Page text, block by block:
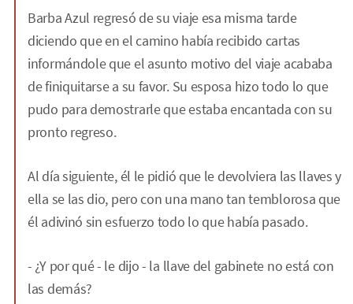
Barba Azul regresó de su viaje esa misma tarde
diciendo que en el camino había recibido cartas
informándole que el asunto motivo del viaje acababa
de finiquitarse a su favor. Su esposa hizo todo lo que
pudo para demostrarle que estaba encantada con su
pronto regreso.
Al día siguiente, él le pidió que le devolviera las llaves y
ella se las dio, pero con una mano tan temblorosa que
él adivinó sin esfuerzo todo lo que había pasado.
- ¿Y por qué - le dijo - la llave del gabinete no está con
las demás?